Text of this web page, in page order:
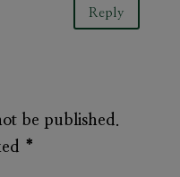
Reply
be published.
*